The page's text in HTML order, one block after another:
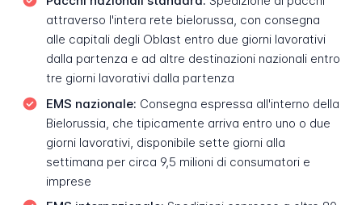
attraverso l'intera rete bielorussa, con consegna
alle capitali degli Oblast entro due giorni lavorativi
dalla partenza e ad altre destinazioni nazionali entro
tre giorni lavorativi dalla partenza
EMS nazionale: Consegna espressa all'interno della
Bielorussia, che tipicamente arriva entro uno o due
giorni lavorativi, disponibile sette giorni alla
settimana per circa 9,5 milioni di consumatori e
imprese